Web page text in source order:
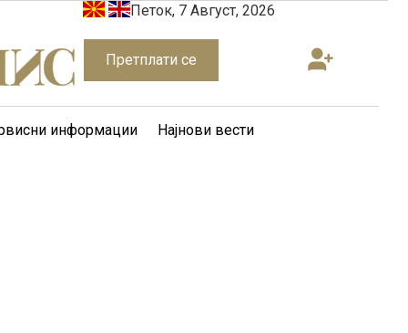
Петок, 7 Август, 2026
Претплати се
информации Најнови вести